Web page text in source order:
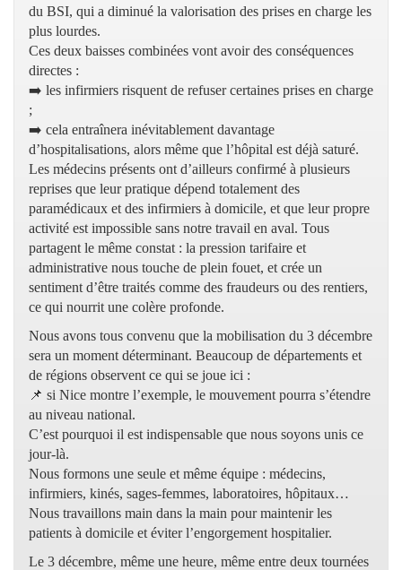
du BSI, qui a diminué la valorisation des prises en charge les
plus lourdes.
Ces deux baisses combinées vont avoir des conséquences
directes :
➡️ les infirmiers risquent de refuser certaines prises en charge
;
➡️ cela entraînera inévitablement davantage
d’hospitalisations, alors même que l’hôpital est déjà saturé.
Les médecins présents ont d’ailleurs confirmé à plusieurs
reprises que leur pratique dépend totalement des
paramédicaux et des infirmiers à domicile, et que leur propre
activité est impossible sans notre travail en aval. Tous
partagent le même constat : la pression tarifaire et
administrative nous touche de plein fouet, et crée un
sentiment d’être traités comme des fraudeurs ou des rentiers,
ce qui nourrit une colère profonde.
Nous avons tous convenu que la mobilisation du 3 décembre
sera un moment déterminant. Beaucoup de départements et
de régions observent ce qui se joue ici :
📌 si Nice montre l’exemple, le mouvement pourra s’étendre
au niveau national.
C’est pourquoi il est indispensable que nous soyons unis ce
jour-là.
Nous formons une seule et même équipe : médecins,
infirmiers, kinés, sages-femmes, laboratoires, hôpitaux…
Nous travaillons main dans la main pour maintenir les
patients à domicile et éviter l’engorgement hospitalier.
Le 3 décembre, même une heure, même entre deux tournées